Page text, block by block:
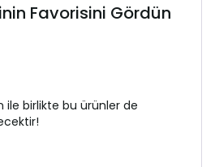
Favorisini Gördün
ile birlikte bu ürünler de